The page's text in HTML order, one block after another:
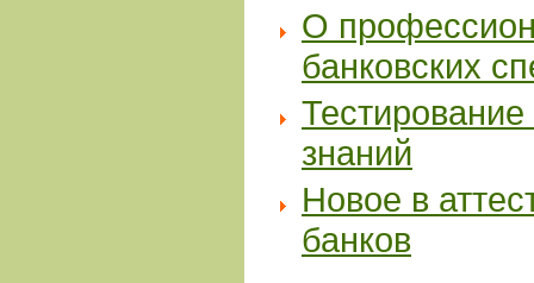
О
банковских
знаний
Новое в
банков